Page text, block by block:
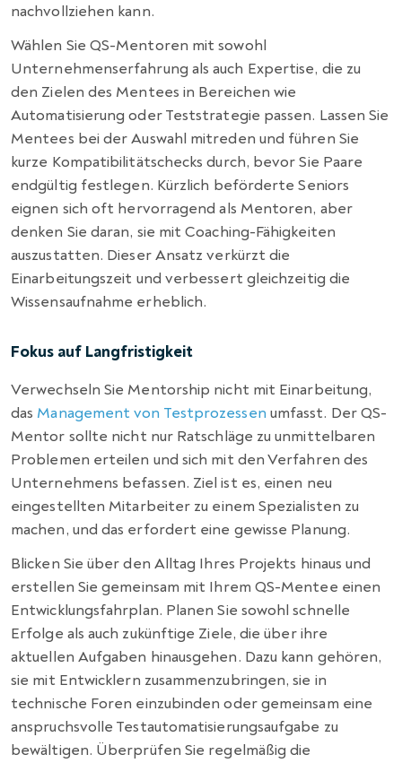
nachvollziehen kann.
Wählen Sie QS-Mentoren mit sowohl
Unternehmenserfahrung als auch Expertise, die zu
den Zielen des Mentees in Bereichen wie
Automatisierung oder Teststrategie passen. Lassen Sie
Mentees bei der Auswahl mitreden und führen Sie
kurze Kompatibilitätschecks durch, bevor Sie Paare
endgültig festlegen. Kürzlich beförderte Seniors
eignen sich oft hervorragend als Mentoren, aber
denken Sie daran, sie mit Coaching-Fähigkeiten
auszustatten. Dieser Ansatz verkürzt die
Einarbeitungszeit und verbessert gleichzeitig die
Wissensaufnahme erheblich.
Fokus auf Langfristigkeit
Verwechseln Sie Mentorship nicht mit Einarbeitung,
das Management von Testprozessen umfasst. Der QS-
Mentor sollte nicht nur Ratschläge zu unmittelbaren
Problemen erteilen und sich mit den Verfahren des
Unternehmens befassen. Ziel ist es, einen neu
eingestellten Mitarbeiter zu einem Spezialisten zu
machen, und das erfordert eine gewisse Planung.
Blicken Sie über den Alltag Ihres Projekts hinaus und
erstellen Sie gemeinsam mit Ihrem QS-Mentee einen
Entwicklungsfahrplan. Planen Sie sowohl schnelle
Erfolge als auch zukünftige Ziele, die über ihre
aktuellen Aufgaben hinausgehen. Dazu kann gehören,
sie mit Entwicklern zusammenzubringen, sie in
technische Foren einzubinden oder gemeinsam eine
anspruchsvolle Testautomatisierungsaufgabe zu
bewältigen. Überprüfen Sie regelmäßig die